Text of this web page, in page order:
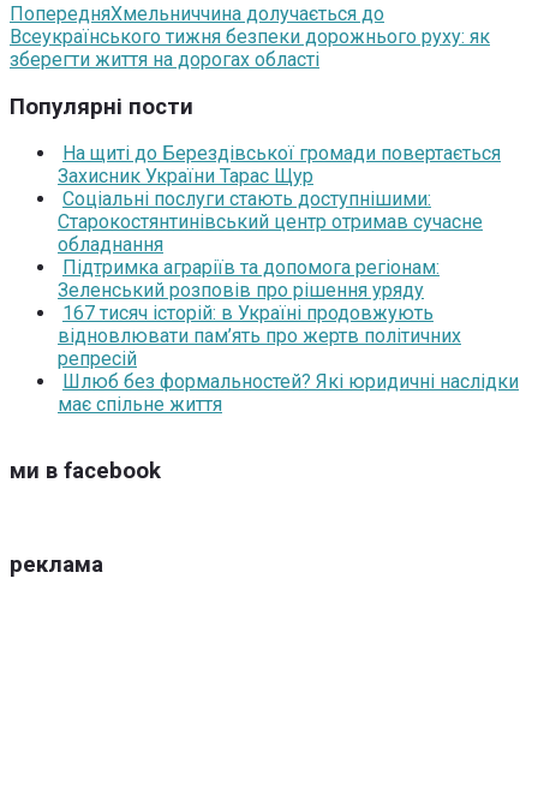
ПопередняХмельниччина долучається до
Всеукраїнського тижня безпеки дорожнього руху: як
зберегти життя на дорогах області
Популярні пости
На щиті до Берездівської громади повертається
Захисник України Тарас Щур
Соціальні послуги стають доступнішими:
Старокостянтинівський центр отримав сучасне
обладнання
Підтримка аграріїв та допомога регіонам:
Зеленський розповів про рішення уряду
167 тисяч історій: в Україні продовжують
відновлювати пам’ять про жертв політичних
репресій
Шлюб без формальностей? Які юридичні наслідки
має спільне життя
ми в facebook
реклама